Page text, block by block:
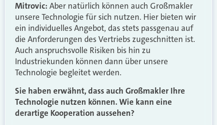
Mitrovic: Aber natürlich können auch Großmakler
unsere Technologie für sich nutzen. Hier bieten wir
ein individuelles Angebot, das stets passgenau auf
die Anforderungen des Vertriebs zugeschnitten ist.
Auch anspruchsvolle Risiken bis hin zu
Industriekunden können dann über unsere
Technologie begleitet werden.
Sie haben erwähnt, dass auch Großmakler Ihre
Technologie nutzen können. Wie kann eine
derartige Kooperation aussehen?